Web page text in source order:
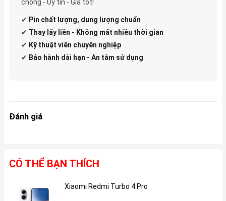
chóng - Uy tín - Giá tốt!
✔ Pin chất lượng, dung lượng chuẩn
✔ Thay lấy liền - Không mất nhiều thời gian
✔ Kỹ thuật viên chuyên nghiệp
✔ Bảo hành dài hạn - An tâm sử dụng
Đánh giá
CÓ THỂ BẠN THÍCH
Xiaomi Redmi Turbo 4 Pro